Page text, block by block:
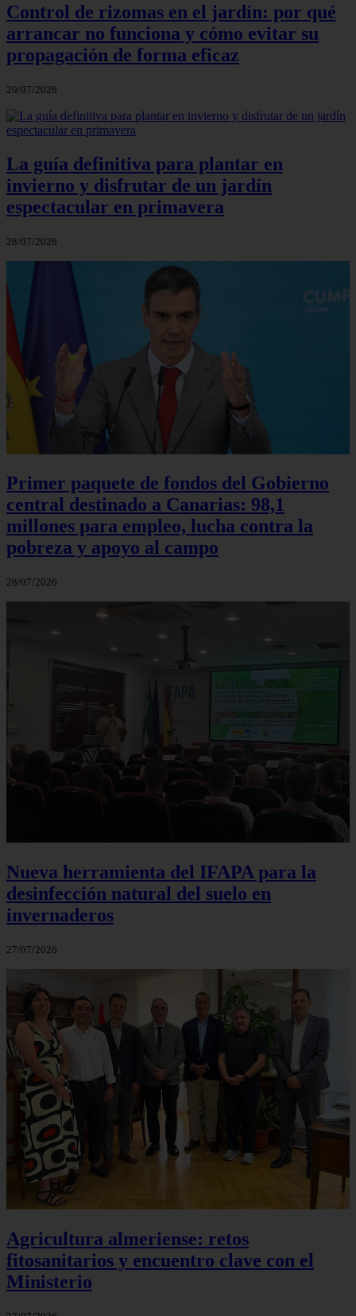
Control de rizomas en el jardín: por qué
arrancar no funciona y cómo evitar su
propagación de forma eficaz
29/07/2026
La guía definitiva para plantar en
invierno y disfrutar de un jardín
espectacular en primavera
28/07/2026
Primer paquete de fondos del Gobierno
central destinado a Canarias: 98,1
millones para empleo, lucha contra la
pobreza y apoyo al campo
28/07/2026
Nueva herramienta del IFAPA para la
desinfección natural del suelo en
invernaderos
27/07/2026
Agricultura almeriense: retos
fitosanitarios y encuentro clave con el
Ministerio